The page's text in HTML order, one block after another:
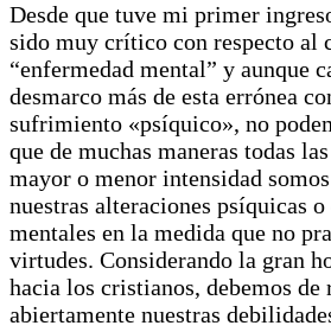
Desde que tuve mi primer
sido muy crítico con respecto al
“enfermedad mental” y aunque
desmarco más de esta errónea
sufrimiento «psíquico», no
que de muchas maneras todas
mayor o menor intensidad
nuestras alteraciones psíquicas o
mentales en la medida que no
virtudes. Considerando la gran
hacia los cristianos, debemos de
abiertamente nuestras